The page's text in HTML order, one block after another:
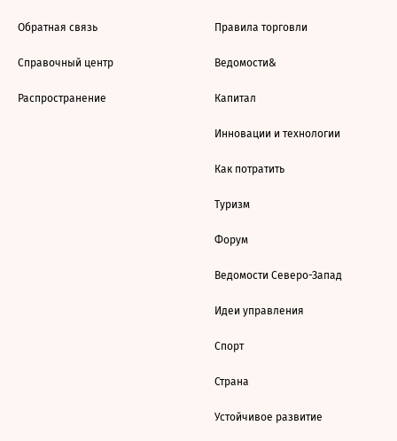
Обратная связь
Справочный центр
Распространение
Правила торговли
Ведомости&
Капитал
Инновации и технологии
Как потратить
Туризм
Форум
Ведомости Северо-Запад
Идеи управления
Спорт
Страна
Устойчивое развитие